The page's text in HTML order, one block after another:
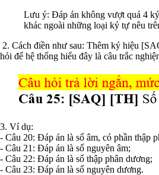
Lưu ý: Đáp án không vượt quá 4
khác ngoài những loại ký tự nêu
2. Cách điền như sau: Thêm ký hiệu
hỏi để hệ thống hiểu đây là câu trắc
3. Ví dụ:
- Câu 20: Đáp án là số âm, có phần thập
- Câu 21: Đáp án là số nguyên âm;
- Câu 22: Đáp án là số thập phân dương;
- Câu 23: Đáp án là số nguyên dương.